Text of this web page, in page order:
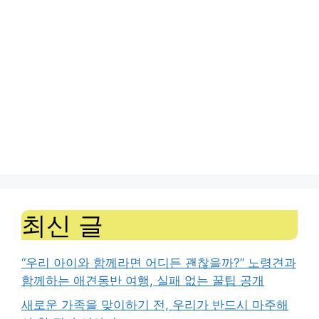
최신 글
“우리 아이와 함께라면 어디든 괜찮을까?” 노령견과
함께하는 애견동반 여행, 실패 없는 꿀팁 공개
새로운 가족을 맞이하기 전, 우리가 반드시 마주해